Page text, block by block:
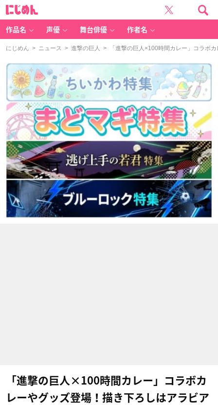
作品名 声優 舞台俳優 作者名
にじめん > ニュース > 進撃の巨人 > 「進撃の巨人×100時間カレー」コラボ
「進撃の巨人×100時間カレー」コラボカ
レーやグッズ登場！描き下ろしはアラビア